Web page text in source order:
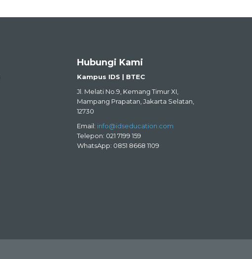
Hubungi Kami
Kampus IDS | BTEC
Jl. Melati No.9, Kemang Timur XI,
Mampang Prapatan, Jakarta Selatan,
12730
Email: info@idseducation.com
Telepon: 021 7199 159
WhatsApp: 0851 8668 1109